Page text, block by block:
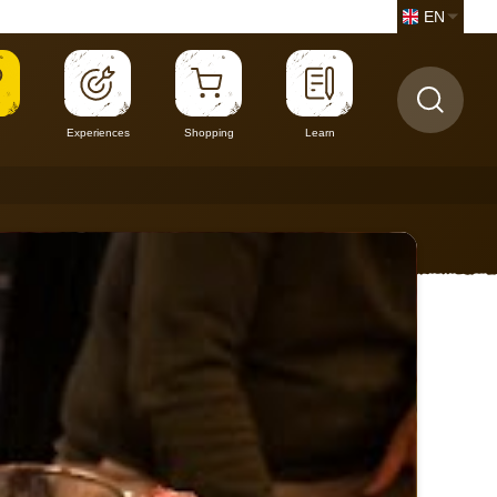
EN
Experiences Shopping Learn